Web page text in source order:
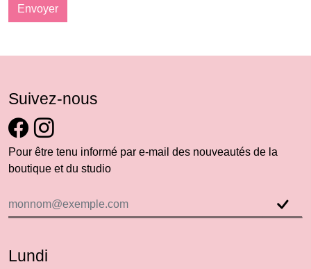
Envoyer
Suivez-nous
Pour être tenu informé par e-mail des nouveautés de la
boutique et du studio
Lundi